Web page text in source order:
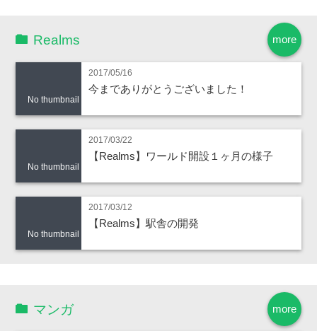
more
Realms
No thumbnail
2017/05/16
今までありがとうございました！
No thumbnail
2017/03/22
【Realms】ワールド開設１ヶ月の様子
No thumbnail
2017/03/12
【Realms】駅舎の開発
more
マンガ